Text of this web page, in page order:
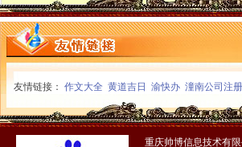
沙坪坝局重庆分公司注册发挥区位教育优势全面提
梁平局重庆财务公司四结合提高个体工商户验照效
万州局重庆公司注销调整思路狠抓政务信息上报工作
秀山局“三加、三落实”重庆代理报税开展风廉政建设
新修订的重庆代理记账《沙坪坝区驰名商标著名商
市重庆发票申请工商局积主办潼南蔬菜采购会 企
黔江局重庆代理报税邀请地方政领导为工商工作建
友情链接： 作文大全 黄道吉日 渝快办 潼南公司注册
重庆帅博信息技术有